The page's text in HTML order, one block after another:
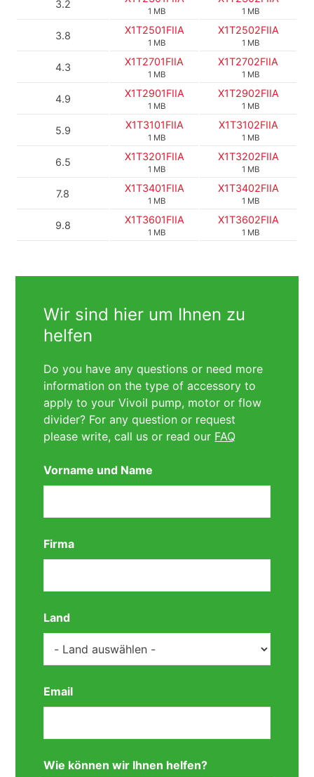
3.2
1 MB 1 MB
3.8 X1T2501FIIA
1 MB
X1T2502FIIA
1 MB
4.3 X1T2701FIIA
1 MB
X1T2702FIIA
1 MB
4.9 X1T2901FIIA
1 MB
X1T2902FIIA
1 MB
5.9 X1T3101FIIA
1 MB
X1T3102FIIA
1 MB
6.5 X1T3201FIIA
1 MB
X1T3202FIIA
1 MB
7.8 X1T3401FIIA
1 MB
X1T3402FIIA
1 MB
9.8 X1T3601FIIA
1 MB
X1T3602FIIA
1 MB
Wir sind hier um Ihnen zu
helfen
Do you have any questions or need more
information on the type of accessory to
apply to your Vivoil pump, motor or flow
divider? For any question or request
please write, call us or read our FAQ
Vorname und Name
Firma
Land
Email
Wie können wir Ihnen helfen?